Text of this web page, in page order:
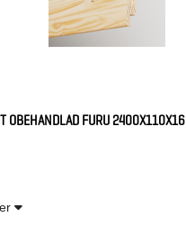
OBEHANDLAD FURU 2400X110X16